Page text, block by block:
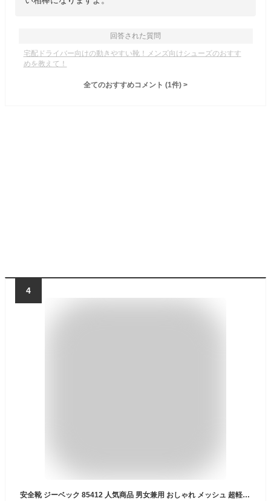
回答された質問
宅配ドライバー向けの動きやすい靴！メンズ向けシューズのおすす
めを教えて！
全てのおすすめコメント (1件) >
4
安全靴 ジーベック 85412 人気商品 男女兼用 おしゃれ メッシュ 超軽量 通気性抜群 ムレ解消 空調靴 メンズ スニーカー セーフティーシューズ 作業靴 カジュアル 3E 樹脂先芯 通気性 ゴム底 XEBEC 小さいサイズ 大きいサイズ 『22cm～30cm』